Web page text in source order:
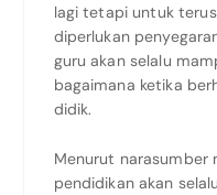
lagi tetapi untuk
diperlukan
guru akan selalu
bagaimana ketika
didik.
Menurut narasumber
pendidikan akan